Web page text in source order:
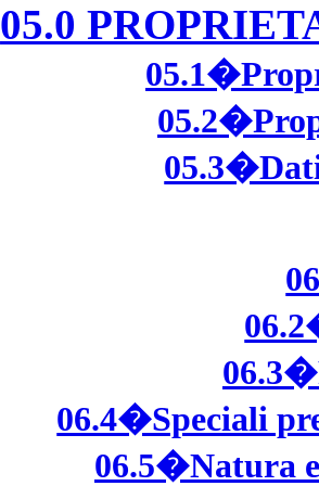
05.0
06.4�Speciali
06.5�Natura